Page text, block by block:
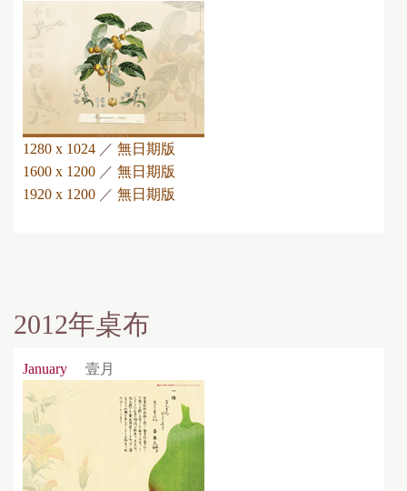
1280 x 1024 ／ 無日期版
1600 x 1200 ／ 無日期版
1920 x 1200 ／ 無日期版
2012年桌布
January 壹月